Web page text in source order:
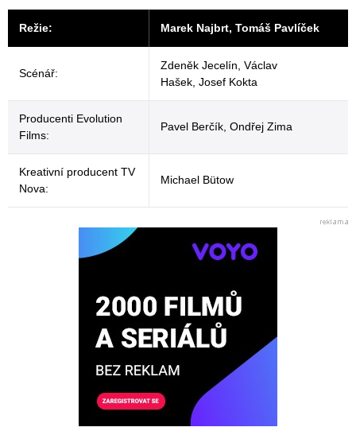
Režie: Marek Najbrt, Tomáš Pavlíček
Scénář:
Zdeněk Jecelín, Václav
Hašek, Josef Kokta
Producenti Evolution
Films:
Pavel Berčík, Ondřej Zima
Kreativní producent TV
Nova:
Michael Bütow